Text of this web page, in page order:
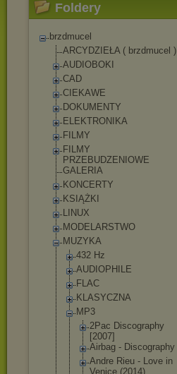
Foldery
brzdmucel
ARCYDZIEŁA ( brzdmucel )
AUDIOBOKI
CAD
CIEKAWE
DOKUMENTY
ELEKTRONIKA
FILMY
FILMY
PRZEBUDZENIOWE
GALERIA
KONCERTY
KSIĄŻKI
LINUX
MODELARSTWO
MUZYKA
432 Hz
AUDIOPHILE
FLAC
KLASYCZNA
MP3
2Pac Discography
[2007]
Airbag - Discography
Andre Rieu - Love in
Venice (2014)